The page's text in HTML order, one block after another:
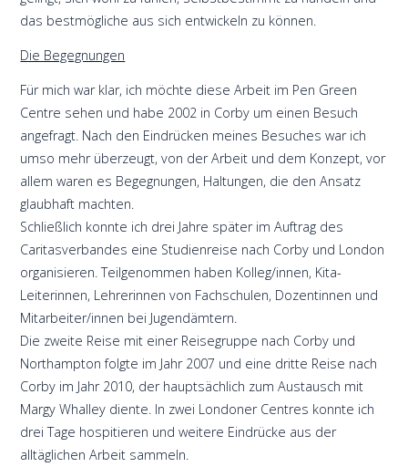
das bestmögliche aus sich entwickeln zu können.
Die Begegnungen
Für mich war klar, ich möchte diese Arbeit im Pen Green
Centre sehen und habe 2002 in Corby um einen Besuch
angefragt. Nach den Eindrücken meines Besuches war ich
umso mehr überzeugt, von der Arbeit und dem Konzept, vor
allem waren es Begegnungen, Haltungen, die den Ansatz
glaubhaft machten.
Schließlich konnte ich drei Jahre später im Auftrag des
Caritasverbandes eine Studienreise nach Corby und London
organisieren. Teilgenommen haben Kolleg/innen, Kita-
Leiterinnen, Lehrerinnen von Fachschulen, Dozentinnen und
Mitarbeiter/innen bei Jugendämtern.
Die zweite Reise mit einer Reisegruppe nach Corby und
Northampton folgte im Jahr 2007 und eine dritte Reise nach
Corby im Jahr 2010, der hauptsächlich zum Austausch mit
Margy Whalley diente. In zwei Londoner Centres konnte ich
drei Tage hospitieren und weitere Eindrücke aus der
alltäglichen Arbeit sammeln.